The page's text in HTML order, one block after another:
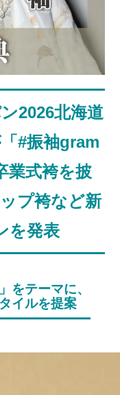
2026北海道
#振袖gram
業式袴を披
プ袴など新
を発表
をテーマに、
イルを提案